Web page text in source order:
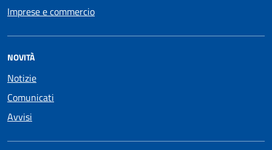
Imprese e commercio
NOVITÀ
Notizie
Comunicati
Avvisi